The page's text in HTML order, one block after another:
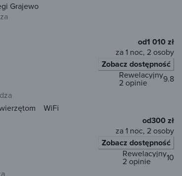
Grajewo
od1 010 zł
za 1 noc, 2 osoby
Zobacz dostępność
9.8
Rewelacyjny
2 opinie
WiFi
od300 zł
za 1 noc, 2 osoby
Zobacz dostępność
10
Rewelacyjny
2 opinie